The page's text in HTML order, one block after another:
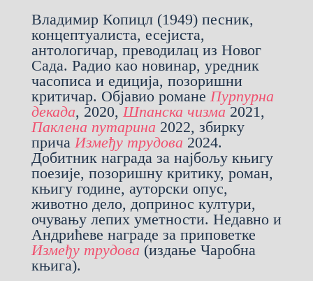
Владимир Копицл (1949) песник,
концептуалиста, есејиста,
антологичар, преводилац из Новог
Сада. Радио као новинар, уредник
часописа и едиција, позоришни
критичар. Објавио романе Пурпурна
декада, 2020, Шпанска чизма 2021,
Паклена путарина 2022, збирку
прича Између трудова 2024.
Добитник награда за најбољу књигу
поезије, позоришну критику, роман,
књигу године, ауторски опус,
животно дело, допринос култури,
очувању лепих уметности. Недавно и
Андрићеве награде за приповетке
Између трудова (издање Чаробна
књига).